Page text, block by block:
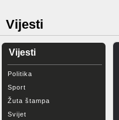
Vijesti
Vijesti
Politika
Sport
Žuta štampa
Svijet